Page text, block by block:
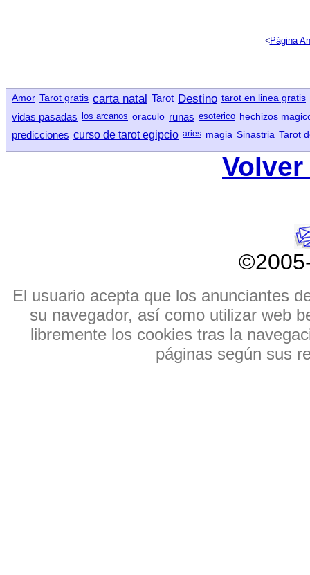
<Página
Amor Tarot gratis carta natal Tarot Destino tarot en linea gratis
vidas pasadas los arcanos oraculo runas esoterico hechizos
predicciones curso de tarot egipcio aries magia Sinastria Tarot
El usuario acepta que los anunciantes
su navegador, así como utilizar web
libremente los cookies tras la
páginas según sus